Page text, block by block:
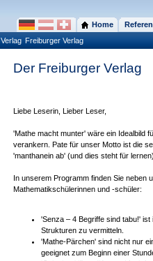
Home
Verlag Freiburger Verlag
Der Freiburger Verlag
Liebe Leserin, Lieber Leser,
'Mathe macht munter' wäre ein Idealbild
verankern. Pate für unser Motto ist die
'manthanein ab' (und dies steht für lernen).
In unserem Programm finden Sie neben
Mathematikschülerinnen und -schüler:
'Senza – 4 Begriffe sind tabu!'
Strukturen zu vermitteln.
'Mathe-Pärchen' sind nicht nur
geeignet zum Beginn einer